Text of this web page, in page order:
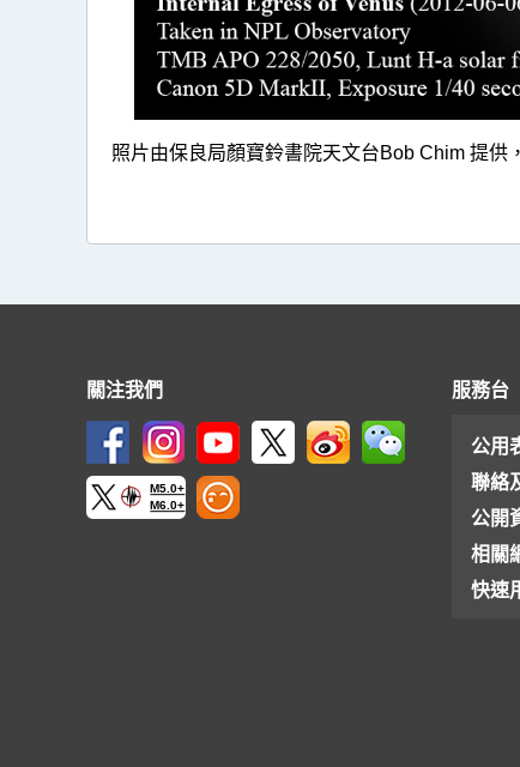
照片由保良局顏寶鈴書院天文台Bob Chim 提供
關注我們
M5.0+
M6.0+
服務台
公用
聯絡
公開
相關
快速